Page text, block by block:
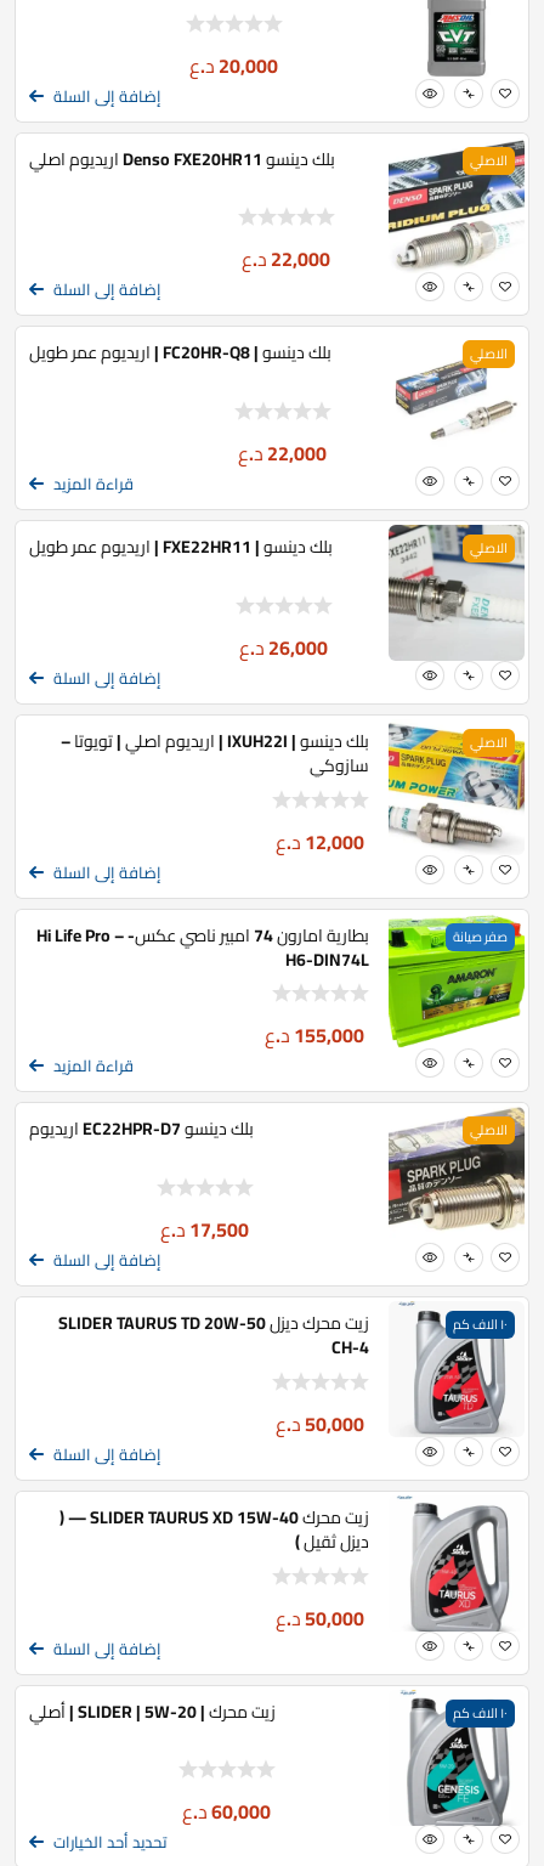
20,000د.ع
إضافة إلى السلة
الاصلي بلك دينسو Denso FXE20HR11 اريديوم اصلي
22,000د.ع
إضافة إلى السلة
الاصلي بلك دينسو | FC20HR-Q8 | اريديوم عمر طويل
22,000د.ع
قراءة المزيد
الاصلي بلك دينسو | FXE22HR11 | اريديوم عمر طويل
26,000د.ع
إضافة إلى السلة
الاصلي بلك دينسو | IXUH22I | اريديوم اصلي | تويوتا –
سازوكي
12,000د.ع
إضافة إلى السلة
صفر صيانة بطارية امارون 74 امبير ناصي عكس- Hi Life Pro –
H6-DIN74L
155,000د.ع
قراءة المزيد
الاصلي بلك دينسو EC22HPR-D7 اريديوم
17,500د.ع
إضافة إلى السلة
١٠ الاف كم زيت محرك ديزل SLIDER TAURUS TD 20W-50
CH-4
50,000د.ع
إضافة إلى السلة
زيت محرك SLIDER TAURUS XD 15W-40 — (
ديزل ثقيل )
50,000د.ع
إضافة إلى السلة
١٠ الاف كم زيت محرك | SLIDER | 5W-20 | أصلي
60,000د.ع
تحديد أحد الخيارات